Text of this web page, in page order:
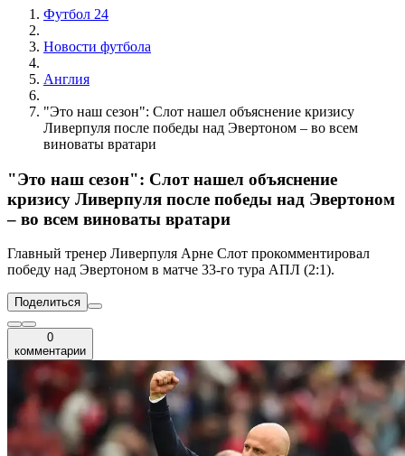
Футбол 24
Новости футбола
Англия
"Это наш сезон": Слот нашел объяснение кризису
Ливерпуля после победы над Эвертоном – во всем
виноваты вратари
"Это наш сезон": Слот нашел объяснение
кризису Ливерпуля после победы над Эвертоном
– во всем виноваты вратари
Главный тренер Ливерпуля Арне Слот прокомментировал
победу над Эвертоном в матче 33-го тура АПЛ (2:1).
Поделиться
0
комментарии